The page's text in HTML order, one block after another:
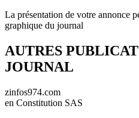
La présentation de votre annonce
graphique du journal
AUTRES
JOURNAL
zinfos974.com
en Constitution SAS